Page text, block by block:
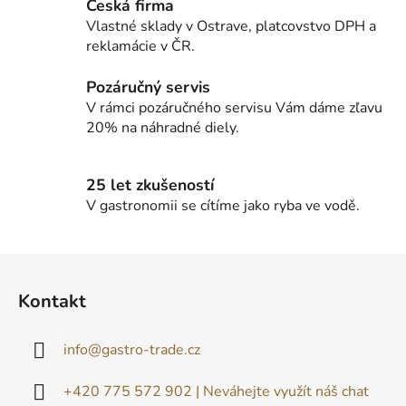
v
v
ý
p
u
Česká firma
Vlastné sklady v Ostrave, platcovstvo DPH a
reklamácie v ČR.
Pozáručný servis
V rámci pozáručného servisu Vám dáme zľavu
20% na náhradné diely.
25 let zkušeností
V gastronomii se cítíme jako ryba ve vodě.
Kontakt
info@gastro-trade.cz
+420 775 572 902 | Neváhejte využít náš chat